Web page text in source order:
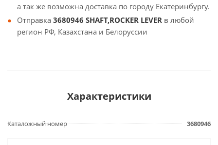
а так же возможна доставка по городу Екатеринбургу.
Отправка 3680946 SHAFT,ROCKER LEVER в любой
регион РФ, Казахстана и Белоруссии
Характеристики
Каталожный номер 3680946